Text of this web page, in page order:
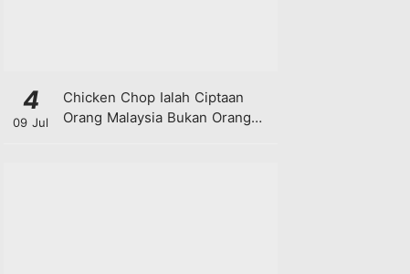
4
09 Jul
Chicken Chop Ialah Ciptaan
Orang Malaysia Bukan Orang